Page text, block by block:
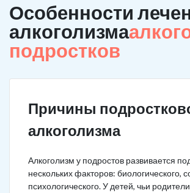
Особенности
алкоголизма
подростков
Причины
алкоголизма
Алкоголизм у подростов развивается
нескольких факторов: биологического,
психологического. У детей, чьи